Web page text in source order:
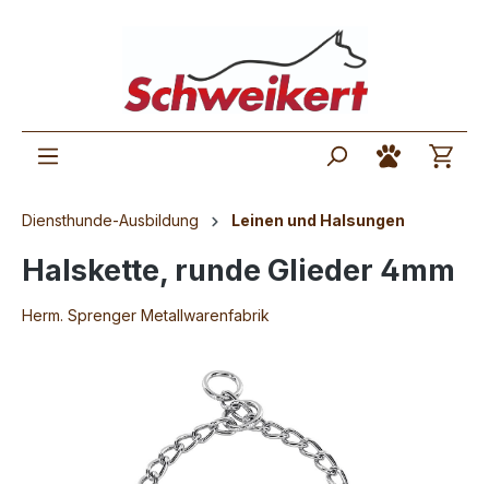
Diensthunde-Ausbildung Leinen und Halsungen
Halskette, runde Glieder 4mm
Herm. Sprenger Metallwarenfabrik